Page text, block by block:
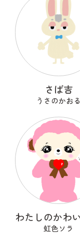
さば吉
うさのかおる
虹色ソラ